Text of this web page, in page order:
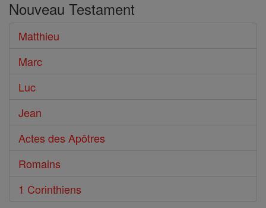
le
Bible
Nouveau Testament
Matthieu
Marc
Luc
Jean
Actes des Apôtres
Romains
1 Corinthiens